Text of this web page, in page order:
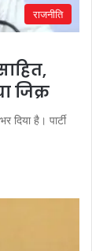
राजनीति
जिक्र
दिया है। पार्टी